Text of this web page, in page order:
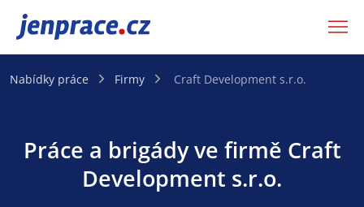
JenPráce.cz
Nabídky práce Firmy Craft Development s.r.o.
Práce a brigády ve firmě Craft
Development s.r.o.